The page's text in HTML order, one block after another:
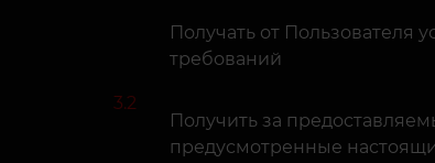
Получать от Пользователя
требований
3.2
Получить за
предусмотренные